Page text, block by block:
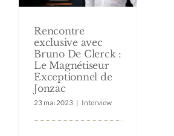
Rencontre
exclusive avec
Bruno De Clerck :
Le Magnétiseur
Exceptionnel de
Jonzac
23 mai 2023 | Interview